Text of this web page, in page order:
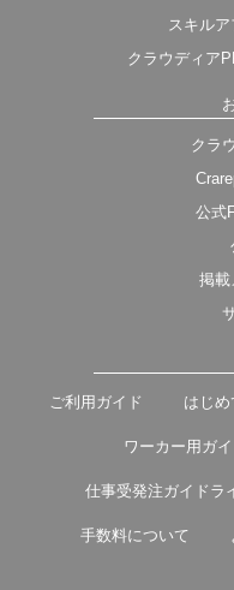
スキル
クラウディア
クラ
公式
掲載
ご利用ガイド はじ
ワーカー用ガイ
仕事受発注ガイドラ
手数料について